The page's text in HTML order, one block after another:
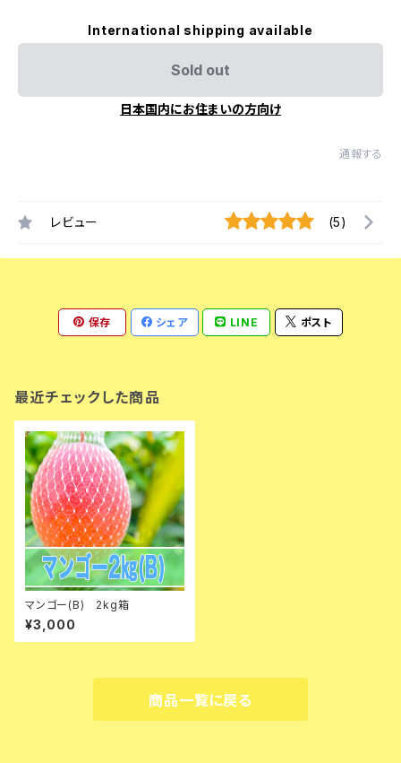
International shipping available
Sold out
日本国内にお住まいの方向け
通報する
レビュー (5)
保存 シェア LINE ポスト
最近チェックした商品
マンゴー(B) 2kg箱
¥3,000
商品一覧に戻る